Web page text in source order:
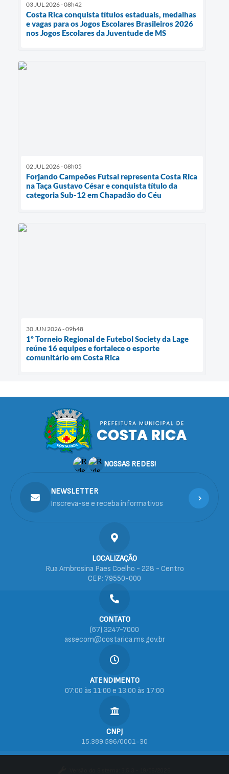
03 JUL 2026 - 08h42
Costa Rica conquista títulos estaduais, medalhas
e vagas para os Jogos Escolares Brasileiros 2026
nos Jogos Escolares da Juventude de MS
02 JUL 2026 - 08h05
Forjando Campeões Futsal representa Costa Rica
na Taça Gustavo César e conquista título da
categoria Sub-12 em Chapadão do Céu
30 JUN 2026 - 09h48
1º Torneio Regional de Futebol Society da Lage
reúne 16 equipes e fortalece o esporte
comunitário em Costa Rica
NOSSAS REDES!
LOCALIZAÇÃO
Rua Ambrosina Paes Coelho - 228 - Centro
CEP: 79550-000
CONTATO
(67) 3247-7000
assecom@costarica.ms.gov.br
ATENDIMENTO
07:00 às 11:00 e 13:00 às 17:00
CNPJ
15.389.596/0001-30
NEWSLETTER
Inscreva-se e receba informativos